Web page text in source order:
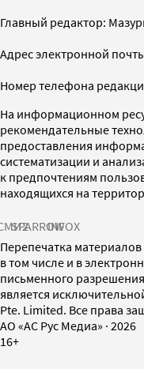
Главный редактор:
Адрес электронной
Номер телефона
На информационном
рекомендательные
предоставления
систематизации и
к предпочтениям
находящихся на
SPARROWINFOX
Перепечатка
в том числе и в
письменного
является
Pte. Limited. Все права
AO «АС Рус Медиа» · 2026
16+